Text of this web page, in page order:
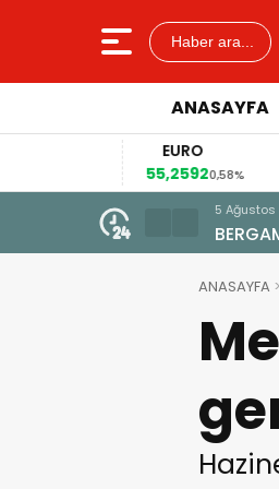
Haber ara...
ANASAYFA
EURO
55,25920,58%
5
ANASAYFA